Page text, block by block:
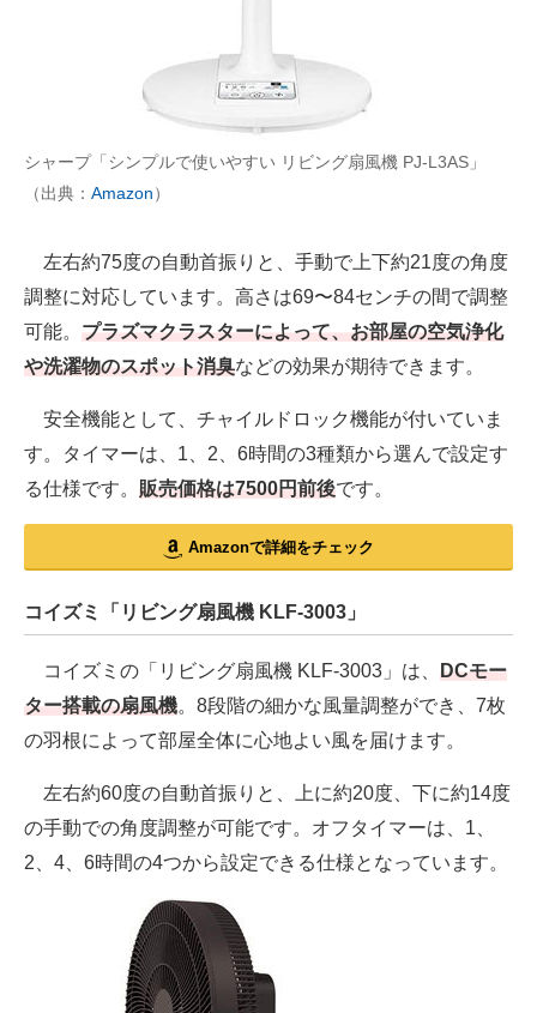
シャープ「シンプルで使いやすい リビング扇風機 PJ-L3AS」
（出典： Amazon）
左右約75度の自動首振りと、手動で上下約21度の角度
調整に対応しています。高さは69〜84センチの間で調整
可能。 プラズマクラスターによって、お部屋の空気浄化
や洗濯物のスポット消臭などの効果が期待できます。
安全機能として、チャイルドロック機能が付いていま
す。タイマーは、1、2、6時間の3種類から選んで設定す
る仕様です。 販売価格は7500円前後です。
Amazonで詳細をチェック
コイズミ「リビング扇風機 KLF-3003」
コイズミの「リビング扇風機 KLF-3003」は、 DCモー
ター搭載の扇風機。8段階の細かな風量調整ができ、7枚
の羽根によって部屋全体に心地よい風を届けます。
左右約60度の自動首振りと、上に約20度、下に約14度
の手動での角度調整が可能です。オフタイマーは、1、
2、4、6時間の4つから設定できる仕様となっています。